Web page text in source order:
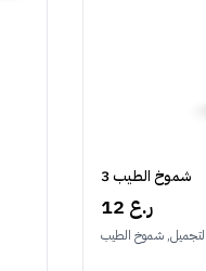
شموخ الطيب 3
12 ر.ع
شموخ الطيب